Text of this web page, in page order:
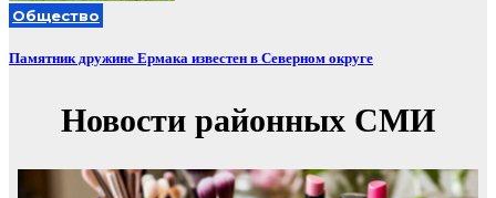
Общество
Памятник дружине Ермака известен в Северном округе